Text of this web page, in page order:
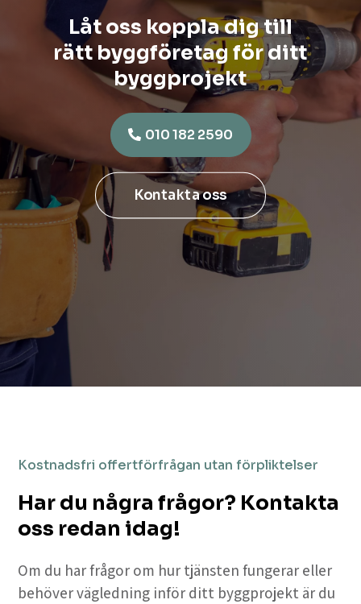
Låt oss koppla dig till
rätt byggföretag för ditt
byggprojekt
010 182 2590
Kontakta oss
Kostnadsfri offertförfrågan utan förpliktelser
Har du några frågor? Kontakta
oss redan idag!
Om du har frågor om hur tjänsten fungerar eller
behöver vägledning inför ditt byggprojekt är du